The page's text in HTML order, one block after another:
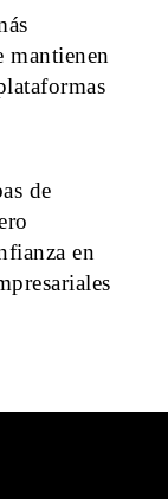
mantienen
de
en